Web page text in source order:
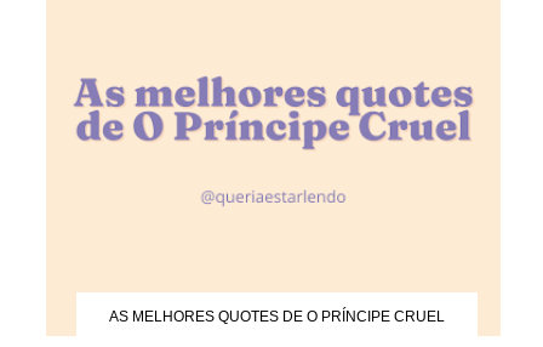
AS MELHORES QUOTES DE O PRÍNCIPE CRUEL